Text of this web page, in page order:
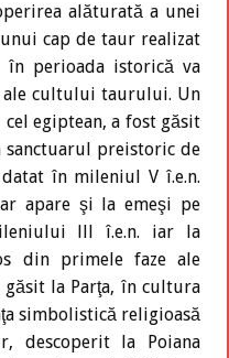
alăturată a unei
cap de taur realizat
în perioada istorică va
cultului taurului. Un
egiptean, a fost găsit
preistoric de
în mileniul V î.e.n.
apare şi la emeşi pe
lll î.e.n. iar la
din primele faze ale
la Parţa, în cultura
simbolistică religioasă
descoperit la Poiana